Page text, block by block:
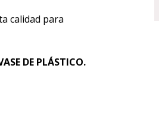
calidad para
DE PLÁSTICO.